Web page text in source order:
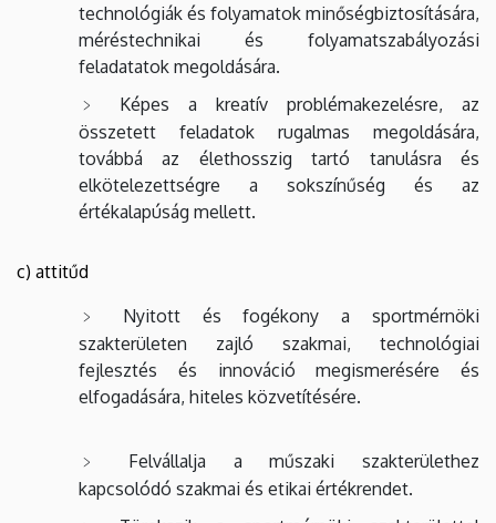
technológiák és folyamatok minőségbiztosítására,
méréstechnikai és folyamatszabályozási
feladatatok megoldására.
Képes a kreatív problémakezelésre, az
összetett feladatok rugalmas megoldására,
továbbá az élethosszig tartó tanulásra és
elkötelezettségre a sokszínűség és az
értékalapúság mellett.
c) attitűd
Nyitott és fogékony a sportmérnöki
szakterületen zajló szakmai, technológiai
fejlesztés és innováció megismerésére és
elfogadására, hiteles közvetítésére.
Felvállalja a műszaki szakterülethez
kapcsolódó szakmai és etikai értékrendet.